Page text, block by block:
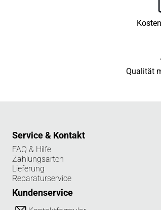
Qualität
Service & Kontakt
FAQ & Hilfe
Zahlungsarten
Lieferung
Reparaturservice
Kundenservice